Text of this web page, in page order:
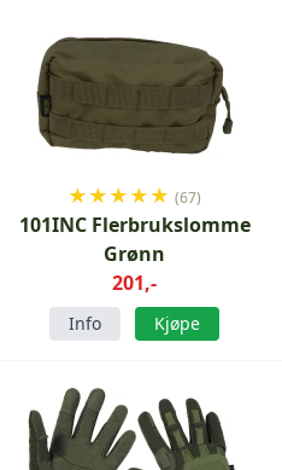
★★★★★ (67)
101INC Flerbrukslomme
Grønn
201,-
Info Kjøpe